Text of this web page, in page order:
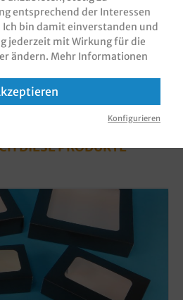
DIESE PRODUKTE
entsprechend der Interessen
Ich bin damit einverstanden und
jederzeit mit Wirkung für die
ändern. Mehr Informationen
Konfigurieren